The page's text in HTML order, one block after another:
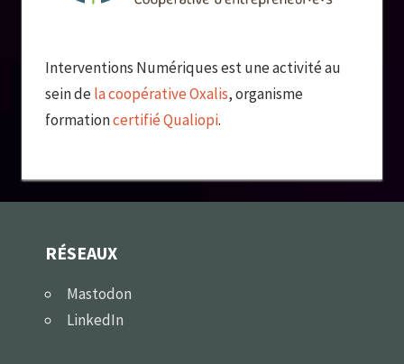
Interventions Numériques est une activité au
sein dela coopérative Oxalis, organisme
formationcertifié Qualiopi.
RÉSEAUX
Mastodon
LinkedIn